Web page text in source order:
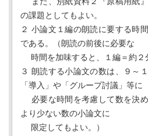
の課題としてもよい。
２ 小論文１編の朗読に要する時
である。（朗読の前後に必要な
時間を加味すると、１編＝約２
３ 朗読する小論文の数は、９～
「導入」や「グループ討議」等に
必要な時間を考慮して数を決め
より少ない数の小論文に
限定してもよい。）